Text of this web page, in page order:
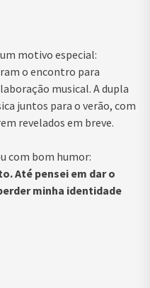
motivo especial:
o encontro para
musical. A dupla
juntos para o verão, com
revelados em breve.
com bom humor:
Até pensei em dar o
minha identidade